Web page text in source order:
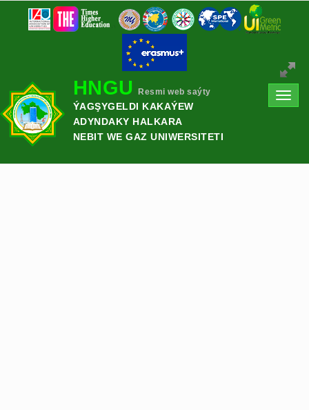
HNGU Resmi web saýty
ÝAGŞYGELDI KAKAÝEW
ADYNDAKY HALKARA
NEBIT WE GAZ UNIWERSITETI